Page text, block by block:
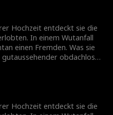
Hochzeit entdeckt sie die
In einem Wutanfall
einen Fremden. Was sie
obdachloser
Hochzeit entdeckt sie die